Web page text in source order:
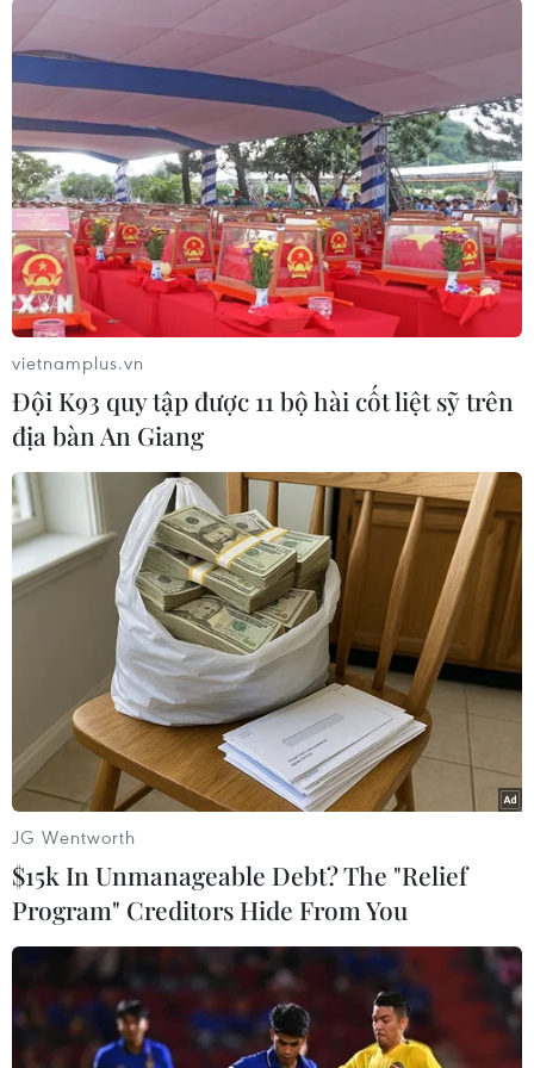
(TTXVN/Vietnam+)
#Cục Dự trữ liên bang Mỹ
#Tăng trưởng kinh tế
Mỹ
Theo dõi VietnamPlus
TIN LIÊN QUAN
vietnamplus.vn
Đội K93 quy tập được 11 bộ hài cốt liệt sỹ trên
địa bàn An Giang
JG Wentworth
$15k In Unmanageable Debt? The "Relief
Program" Creditors Hide From You